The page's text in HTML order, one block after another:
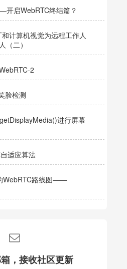
启WebRTC终结篇？
计算机视觉为远程工作人
（二）
2
脸检测
进行屏幕
适应算法
WebRTC路线图——
，接收社区更新